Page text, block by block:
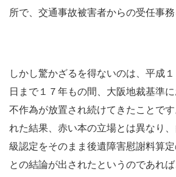
所で、交通事故被害者からの受任事務
しかし驚かざるを得ないのは、平成
日まで１７年もの間、大阪地裁基準
不作為が放置され続けてきたことで
れた結果、赤い本の立場とは異なり
級認定をそのまま後遺障害慰謝料算定
との結論が出されたというのであれ